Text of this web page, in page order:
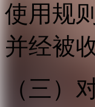
使用规
并经被
（三）